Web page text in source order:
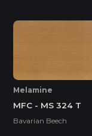
Melamine
MFC - MS 324 T
Bavarian Beech